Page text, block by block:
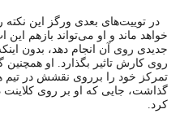
در توییت‌های بعدی ورگز این
خواهد ماند و او می‌تواند بازهم
جدیدی روی آن انجام دهد، بدون
تمرکز خود را برروی نقشش در تیم
گذاشت، جایی که او بر روی کلاینت
کرد.